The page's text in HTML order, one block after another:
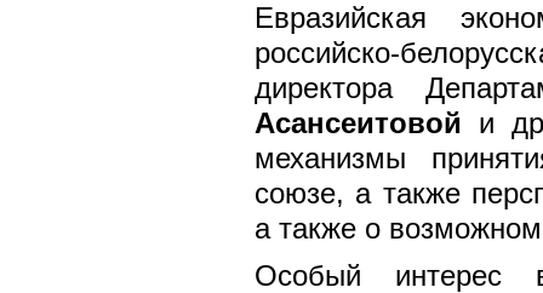
Евразийская
российско-
директора
Асансеитовой и
механизмы
союзе, а также
а также о
Особый интерес